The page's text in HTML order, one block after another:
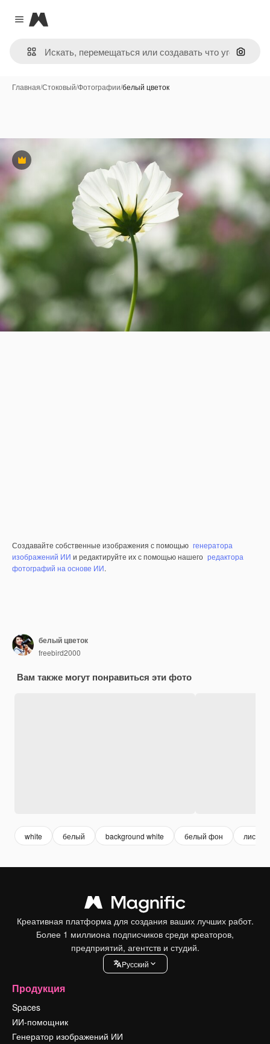
Close menu
Magnific
Поиск
Главная/Стоковый/Фотографии/белый цветок
Премиум
Создавайте собственные изображения с помощью генератора
изображений ИИ и редактируйте их с помощью нашего редактора
фотографий на основе ИИ.
белый цветок
freebird2000
Вам также могут понравиться эти фото
white белый background white белый фон
Креативная платформа для создания ваших лучших работ.
Более 1 миллиона подписчиков среди креаторов,
предприятий, агентств и студий.
Pусский
Продукция
Spaces
ИИ-помощник
Генератор изображений ИИ